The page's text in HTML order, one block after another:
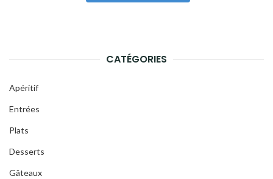
CATÉGORIES
Apéritif
Entrées
Plats
Desserts
Gâteaux